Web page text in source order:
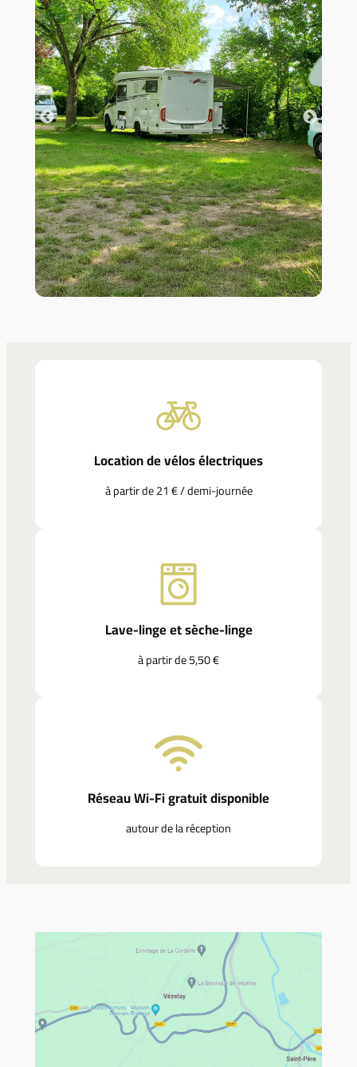
Location de vélos électriques
à partir de 21 € / demi-journée
Lave-linge et sèche-linge
à partir de 5,50 €
Réseau Wi-Fi gratuit disponible
autour de la réception